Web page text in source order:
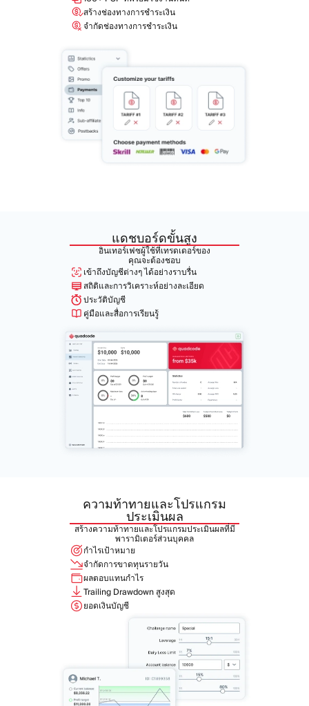
สร้างช่องทางการชำระเงิน
จำกัดช่องทางการชำระเงิน
แดชบอร์ดขั้นสูง
อินเทอร์เฟซผู้ใช้ที่เทรดเดอร์ของ
คุณจะต้องชอบ
เข้าถึงบัญชีต่างๆ ได้อย่างราบรื่น
สถิติและการวิเคราะห์อย่างละเอียด
ประวัติบัญชี
คู่มือและสื่อการเรียนรู้
ความท้าทายและโปรแกรม
ประเมินผล
สร้างความท้าทายและโปรแกรมประเมินผลที่มี
พารามิเตอร์ส่วนบุคคล
กำไรเป้าหมาย
จำกัดการขาดทุนรายวัน
ผลตอบแทนกำไร
Trailing Drawdown สูงสุด
ยอดเงินบัญชี